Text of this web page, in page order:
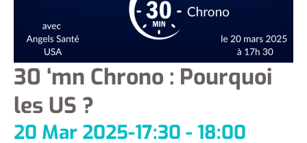
30 ‘mn Chrono : Pourquoi
les US ?
20 Mar 2025-17:30 - 18:00